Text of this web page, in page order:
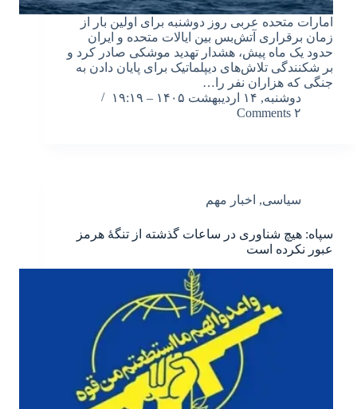
امارات متحده عربی روز دوشنبه برای اولین بار از
زمان برقراری آتش‌بس بین ایالات متحده و ایران
حدود یک ماه پیش، هشدار تهدید موشکی صادر کرد و
بر شکنندگی تلاش‌های دیپلماتیک برای پایان دادن به
جنگی که هزاران نفر را…
دوشنبه, ۱۴ اردیبهشت ۱۴۰۵ – ۱۹:۱۹
۲ Comments
سیاسی, اخبار مهم
سپاه: هیچ شناوری در ساعات گذشته از تنگۀ هرمز
عبور نکرده است